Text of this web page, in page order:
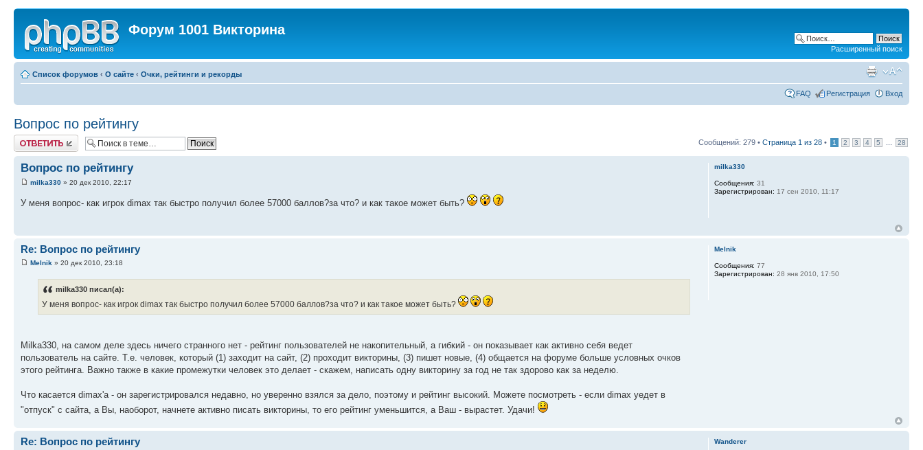
Форум 1001 Викторина
Расширенный поиск
Список форумов ‹ О сайте ‹ Очки, рейтинги и рекорды
FAQ Регистрация Вход
Вопрос по рейтингу
Ответить Сообщений: 279 • Страница 1 из 28 • 1 2 3 4 5 28
Вопрос по рейтингу
milka330 » 20 дек 2010, 22:17
У меня вопрос- как игрок dimax так быстро получил более 57000 баллов?за что? и как такое может быть?
milka330
Сообщения: 31
Зарегистрирован: 17 сен 2010, 11:17
Re: Вопрос по рейтингу
Melnik » 20 дек 2010, 23:18
milka330 писал(а):
У меня вопрос- как игрок dimax так быстро получил более 57000 баллов?за что? и как такое может быть?
Milka330, на самом деле здесь ничего странного нет - рейтинг пользователей не накопительный, а гибкий - он показывает как активно себя ведет
пользователь на сайте. Т.е. человек, который (1) заходит на сайт, (2) проходит викторины, (3) пишет новые, (4) общается на форуме больше условных очков
этого рейтинга. Важно также в какие промежутки человек это делает - скажем, написать одну викторину за год не так здорово как за неделю.
Что касается dimax'а - он зарегистрировался недавно, но уверенно взялся за дело, поэтому и рейтинг высокий. Можете посмотреть - если dimax уедет в
"отпуск" с сайта, а Вы, наоборот, начнете активно писать викторины, то его рейтинг уменьшится, а Ваш - вырастет. Удачи!
Melnik
Сообщения: 77
Зарегистрирован: 28 янв 2010, 17:50
Re: Вопрос по рейтингу Wanderer